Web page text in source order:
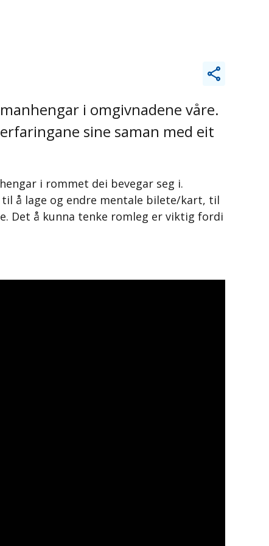
i omgivnadene våre.
sine saman med eit
i rommet dei bevegar seg i.
å lage og endre mentale bilete/kart, til
Det å kunna tenke romleg er viktig fordi